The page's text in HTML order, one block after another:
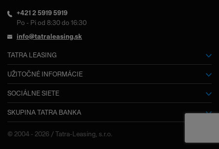
+421 2 5919 5919
Po - Pi od 8:30 do 16:30
info@tatraleasing.sk
TATRA LEASING
O nás
Kariéra
Výročné správy
Kontakty
UŽITOČNÉ INFORMÁCIE
Slovník pojmov
Dokumenty na stiahnutie
Často kladené otázky
SOCIÁLNE SIETE
Facebook
SKUPINA TATRA BANKA
Tatra banka
© 2004 - 2026 / Tatra-Leasing, s.r.o.